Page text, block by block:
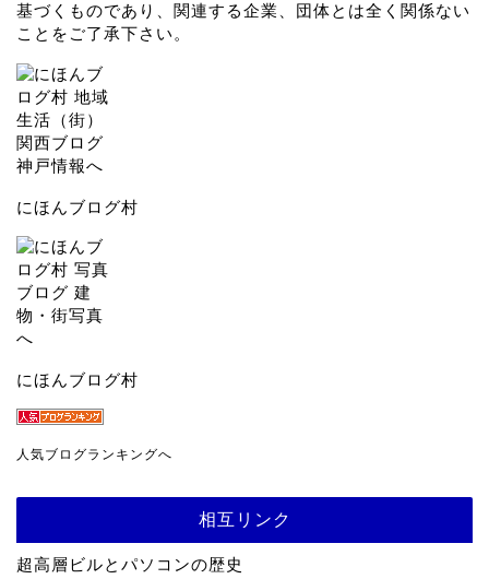
基づくものであり、関連する企業、団体とは全く関係ない
ことをご了承下さい。
にほんブログ村
にほんブログ村
人気ブログランキングへ
相互リンク
超高層ビルとパソコンの歴史